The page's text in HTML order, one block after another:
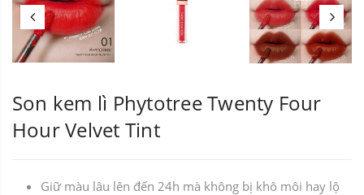
Son kem lì Phytotree Twenty Four
Hour Velvet Tint
Giữ màu lâu lên đến 24h mà không bị khô môi hay lộ